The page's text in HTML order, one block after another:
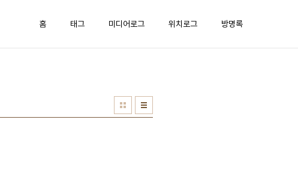
홈 태그 미디어로그 위치로그 방명록